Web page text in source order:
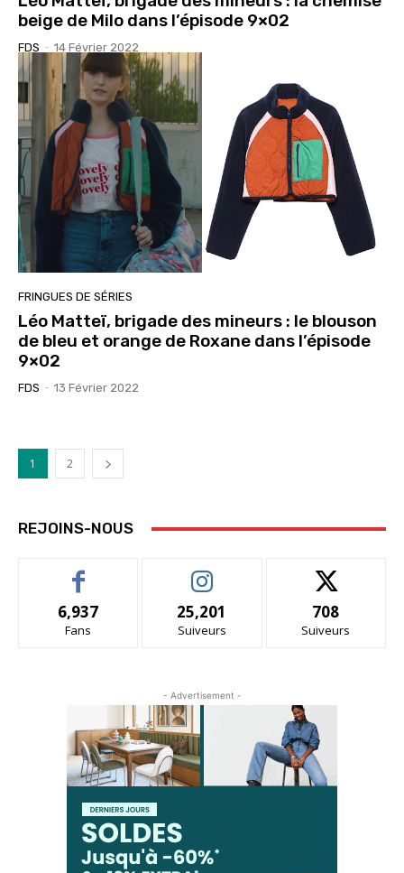
beige de Milo dans l’épisode 9×02
FDS - 14 Février 2022
FRINGUES DE SÉRIES
Léo Matteï, brigade des mineurs : le blouson
de bleu et orange de Roxane dans l’épisode
9×02
FDS - 13 Février 2022
1 2
REJOINS-NOUS
6,937
Fans
25,201
Suiveurs
708
Suiveurs
- Advertisement -